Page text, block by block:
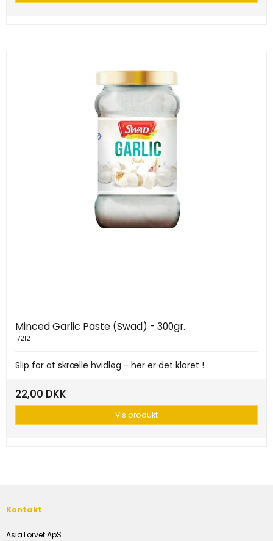
Minced Garlic Paste (Swad) - 300gr.
17212
Slip for at skrælle hvidløg - her er det klaret !
22,00 DKK
Vis produkt
Kontakt
AsiaTorvet ApS